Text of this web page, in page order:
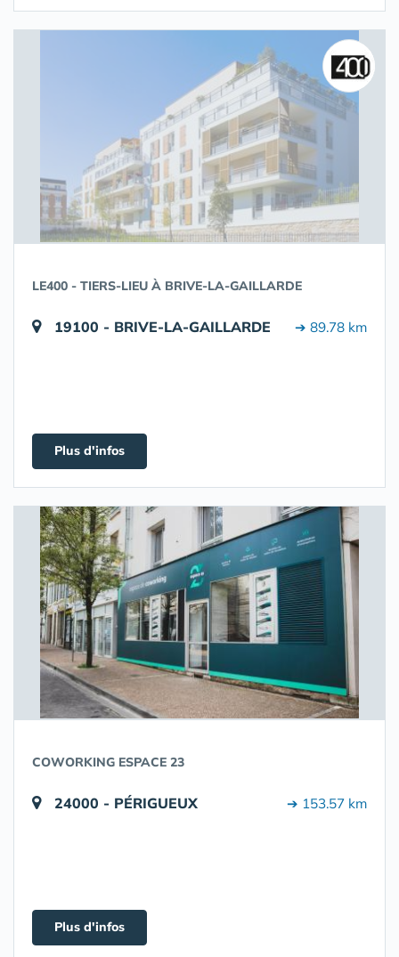
LE400 - TIERS-LIEU À BRIVE-LA-GAILLARDE
19100 - BRIVE-LA-GAILLARDE ➔ 89.78 km
Plus d'infos
COWORKING ESPACE 23
24000 - PÉRIGUEUX ➔ 153.57 km
Plus d'infos